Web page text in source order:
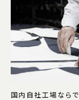
国内自社工場なら